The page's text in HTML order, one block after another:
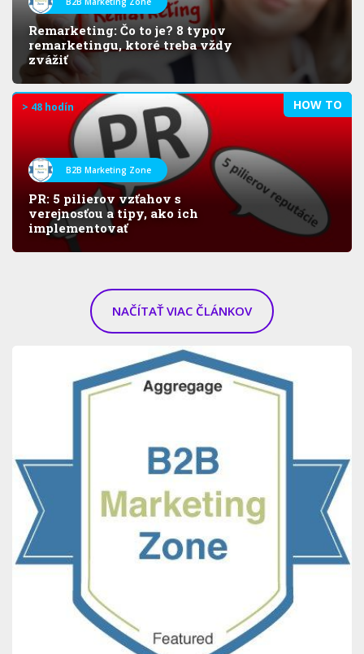
Remarketing: Čo to je? 8 typov
remarketingu, ktoré treba vždy
zvážiť
HOW TO
> 48 hodín
B2B Marketing Zone
PR: 5 pilierov vzťahov s
verejnosťou a tipy, ako ich
implementovať
NAČÍTAŤ VIAC ČLÁNKOV